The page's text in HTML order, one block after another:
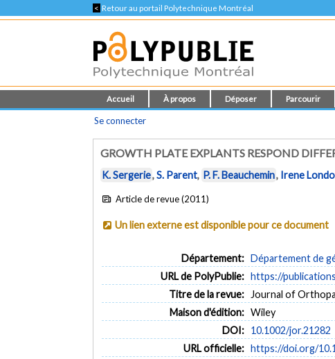
< Retour au portail Polytechnique Montréal
Accueil À propos Déposer Parcourir
Se connecter
GROWTH PLATE EXPLANTS RESPOND
K. Sergerie,S. Parent, P. F. Beauchemin, Irene
Article de revue (2011)
Un lien externe est disponible pour ce document
Département: Département de
URL de PolyPublie: https://
Titre de la revue:
Journal of
Maison d'édition: Wiley
DOI: 10.1002/jor.21282
URL officielle: https://doi.org/